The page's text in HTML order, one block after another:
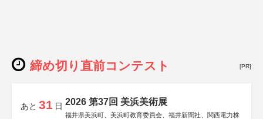
締め切り直前コンテスト [PR]
あと 31 日 2026 第37回 美浜美術展
福井県美浜町、美浜町教育委員会、福井新聞社、関西電力株